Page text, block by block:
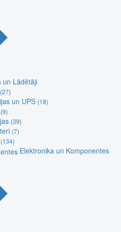
un Lādētāji
(27)
un UPS (18)
(9)
(39)
(7)
(134)
Elektronika un Komponentes